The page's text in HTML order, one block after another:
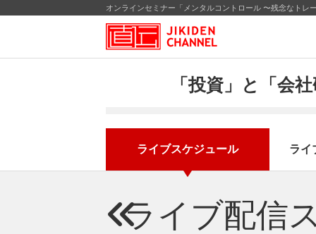
オンラインセミナー「メンタルコントロール 〜残念なトレ
「投資」と「会
ライブスケジュール ライ
ライブ配信